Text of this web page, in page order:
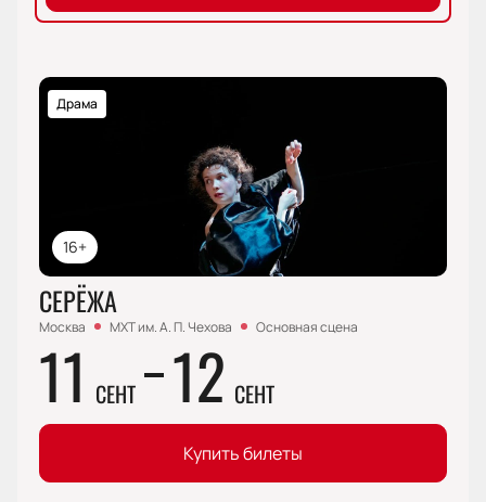
16+
Драма
СЕРЁЖА
Москва МХТ им. А. П. Чехова Основная сцена
11 СЕНТ 12 СЕНТ
Купить билеты